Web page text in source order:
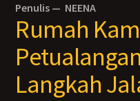
Penulis — NEENA
Rumah
Langkah